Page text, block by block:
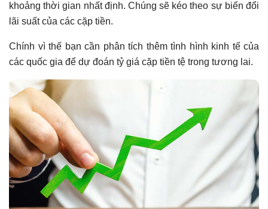
khoảng thời gian nhất định. Chúng sẽ kéo theo sự biến đổi
lãi suất của các cặp tiền.
Chính vì thế bạn cần phân tích thêm tình hình kinh tế của
các quốc gia để dự đoán tỷ giá cặp tiền tệ trong tương lai.